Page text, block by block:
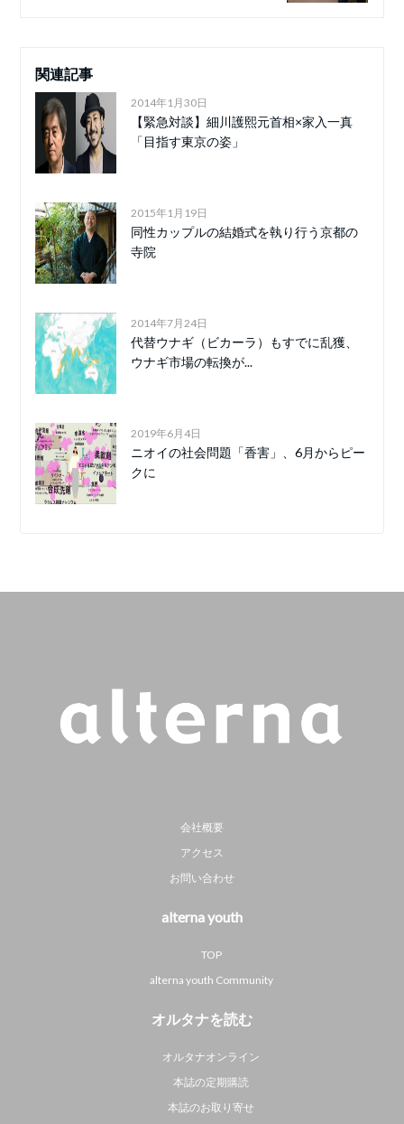
関連記事
2014年1月30日
【緊急対談】細川護熙元首相×家入一真
「目指す東京の姿」
2015年1月19日
同性カップルの結婚式を執り行う京都の
寺院
2014年7月24日
代替ウナギ（ビカーラ）もすでに乱獲、
ウナギ市場の転換が...
2019年6月4日
ニオイの社会問題「香害」、6月からピー
クに
会社概要
アクセス
お問い合わせ
alterna youth
TOP
alterna youth Community
オルタナを読む
オルタナオンライン
本誌の定期購読
本誌のお取り寄せ